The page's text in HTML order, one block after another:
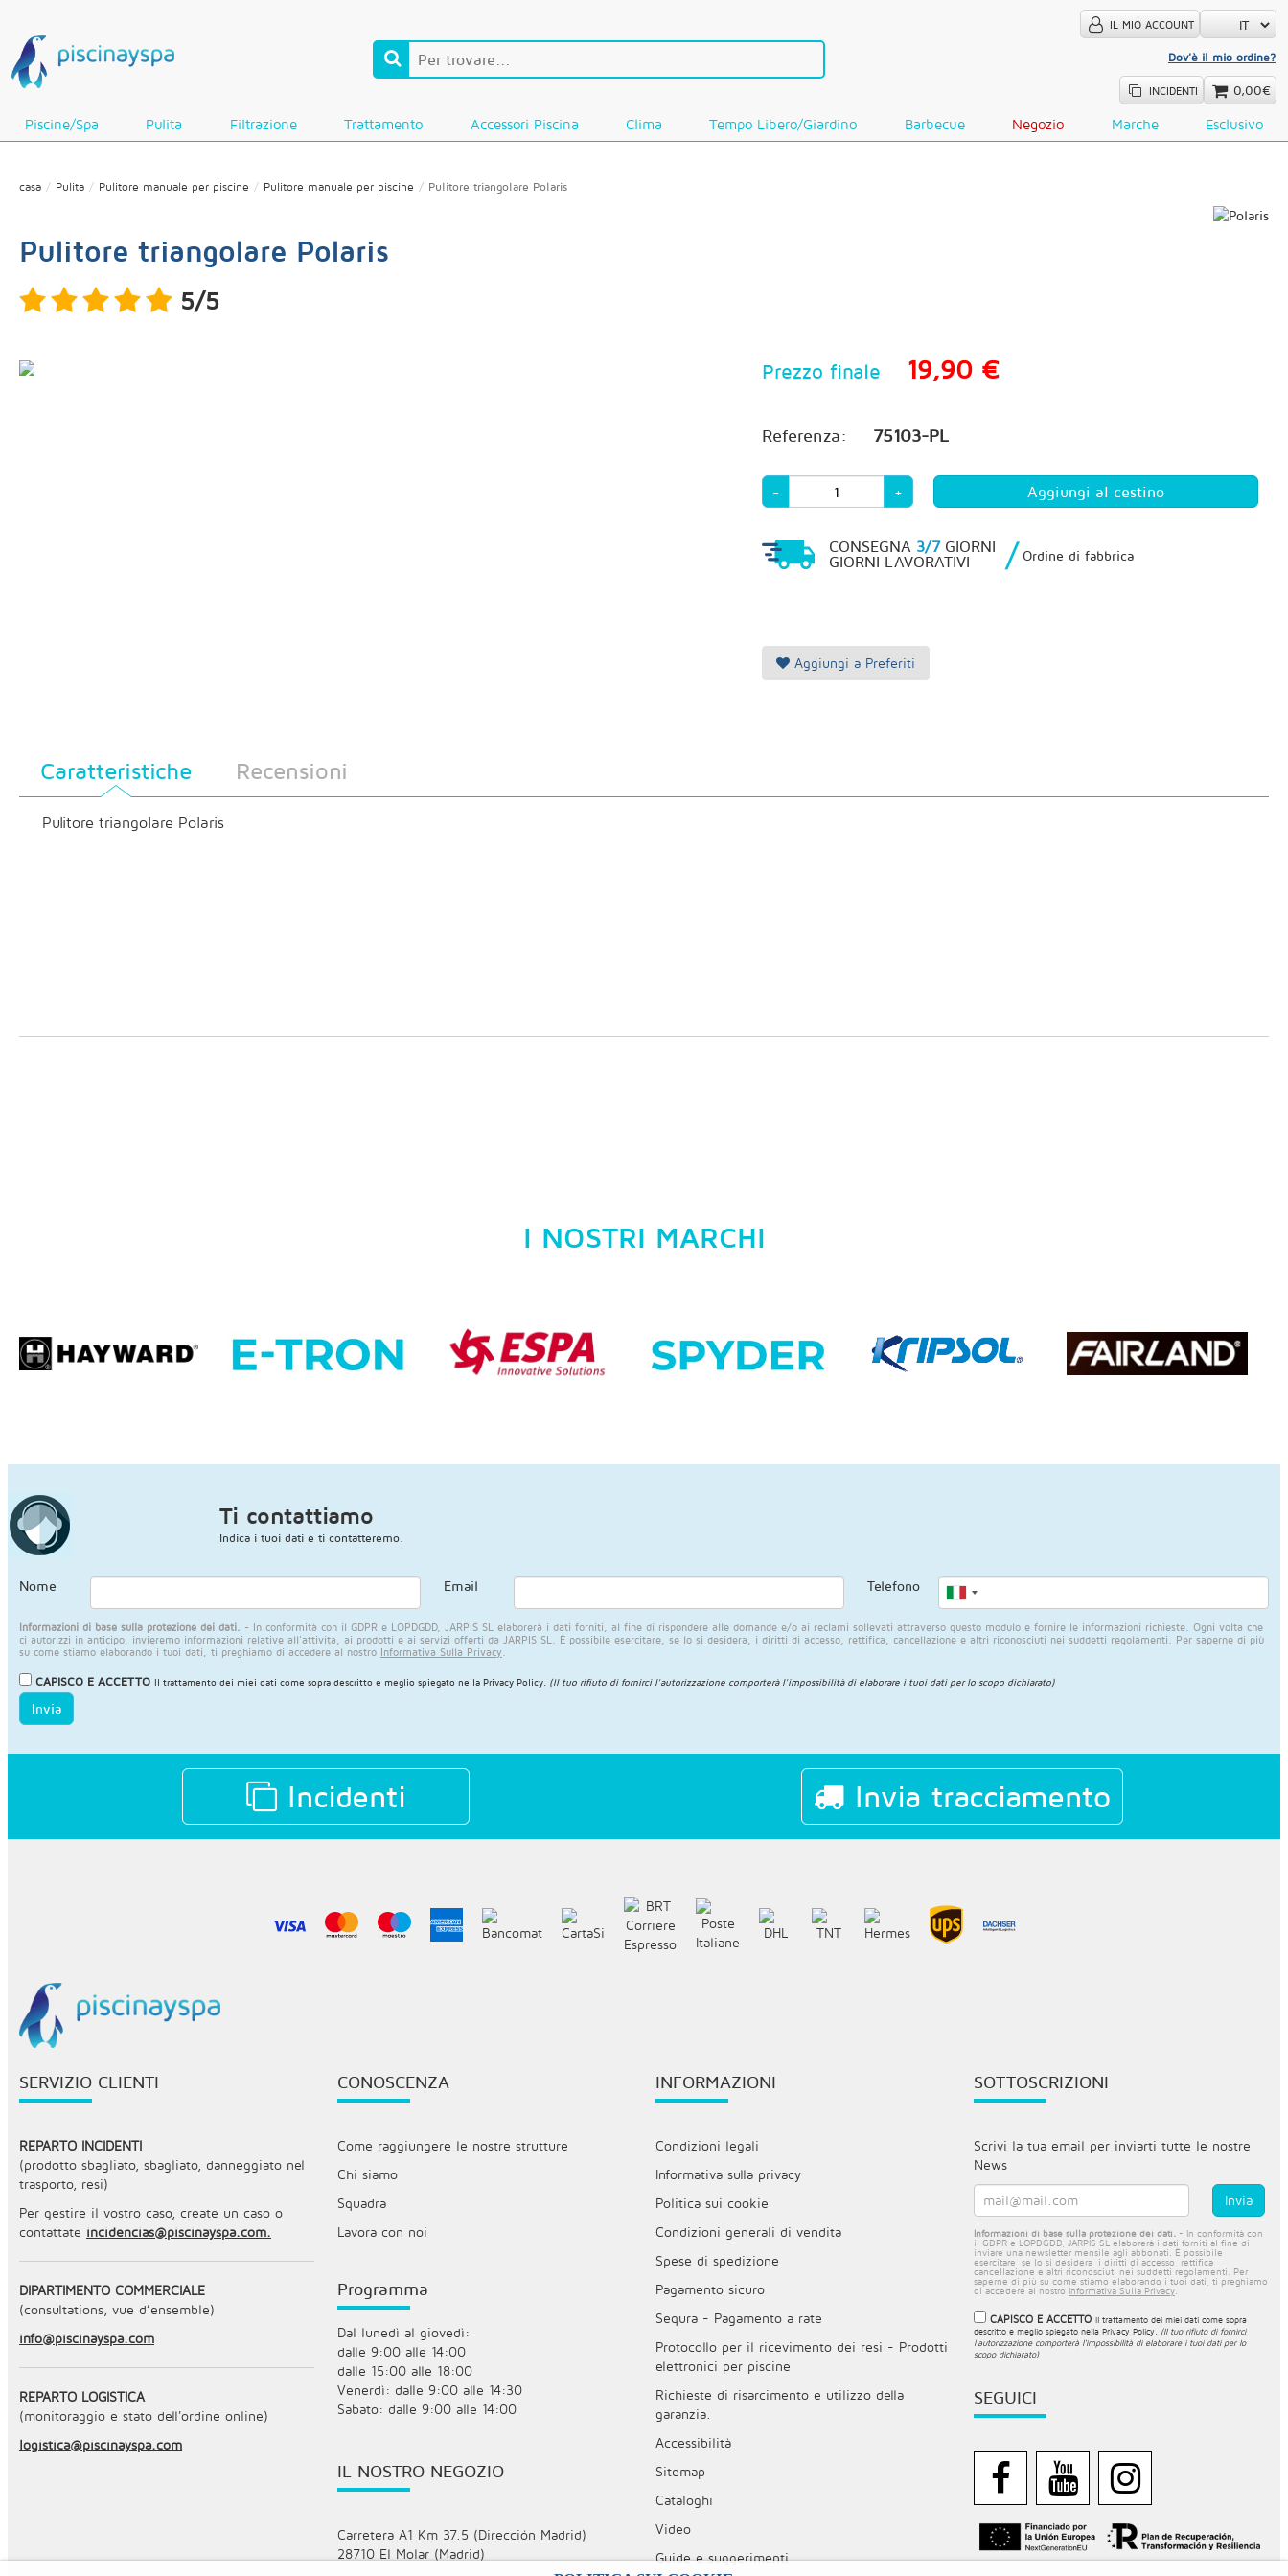
IL MIO ACCOUNT
Dov'è il mio ordine?
INCIDENTI 0,00€
Piscine/Spa Pulita Filtrazione Trattamento Accessori Piscina Clima Tempo Libero/Giardino Barbecue Negozio Marche Esclusivo
casa Pulita Pulitore manuale per piscine Pulitore manuale per piscine Pulitore triangolare Polaris
Pulitore triangolare Polaris
5/5
Prezzo finale 19,90 €
Referenza: 75103-PL
- +
CONSEGNA 3/7GIORNI
GIORNI LAVORATIVI
/ Ordine di fabbrica
Aggiungi a Preferiti
Caratteristiche Recensioni
Pulitore triangolare Polaris
I NOSTRI MARCHI
Ti contattiamo
Indica i tuoi dati e ti contatteremo.
Nome Email Telefono
Informazioni di base sulla protezione dei dati. - In conformità con il GDPR e LOPDGDD, JARPIS SL elaborerà i dati forniti, al fine di rispondere alle domande e/o ai reclami sollevati attraverso questo modulo e fornire le informazioni richieste. Ogni volta che
ci autorizzi in anticipo, invieremo informazioni relative all'attività, ai prodotti e ai servizi offerti da JARPIS SL. È possibile esercitare, se lo si desidera, i diritti di accesso, rettifica, cancellazione e altri riconosciuti nei suddetti regolamenti. Per saperne di più
su come stiamo elaborando i tuoi dati, ti preghiamo di accedere al nostro Informativa Sulla Privacy
CAPISCO E ACCETTO Il trattamento dei miei dati come sopra descritto e meglio spiegato nella Privacy Policy (Il tuo rifiuto di fornirci l'autorizzazione comporterà l'impossibilità di elaborare i tuoi dati per lo scopo dichiarato)
Invia
Incidenti Invia tracciamento
SERVIZIO CLIENTI
REPARTO INCIDENTI
(prodotto sbagliato, sbagliato, danneggiato nel
trasporto, resi)
Per gestire il vostro caso, create un caso o
contattate incidencias@piscinayspa.com.
DIPARTIMENTO COMMERCIALE
(consultations, vue d’ensemble)
info@piscinayspa.com
REPARTO LOGISTICA
(monitoraggio e stato dell'ordine online)
logistica@piscinayspa.com
CONOSCENZA
Come raggiungere le nostre strutture
Chi siamo
Squadra
Lavora con noi
Programma
Dal lunedì al giovedì:
dalle 9:00 alle 14:00
dalle 15:00 alle 18:00
Venerdì: dalle 9:00 alle 14:30
Sabato: dalle 9:00 alle 14:00
IL NOSTRO NEGOZIO
Carretera A1 Km 37.5 (Dirección Madrid)
28710 El Molar (Madrid)
INFORMAZIONI
Condizioni legali
Informativa sulla privacy
Politica sui cookie
Condizioni generali di vendita
Spese di spedizione
Pagamento sicuro
Sequra - Pagamento a rate
Protocollo per il ricevimento dei resi - Prodotti
elettronici per piscine
Richieste di risarcimento e utilizzo della
garanzia.
Accessibilità
Sitemap
Cataloghi
Video
Guide e suggerimenti
SOTTOSCRIZIONI
Scrivi la tua email per inviarti tutte le nostre
News
Informazioni di base sulla protezione dei dati. - In conformità con
il GDPR e LOPDGDD, JARPIS SL elaborerà i dati forniti al fine di
inviare una newsletter mensile agli abbonati. È possibile
esercitare, se lo si desidera, i diritti di accesso, rettifica,
cancellazione e altri riconosciuti nei suddetti regolamenti. Per
saperne di più su come stiamo elaborando i tuoi dati, ti preghiamo
di accedere al nostro Informativa Sulla Privacy
CAPISCO E ACCETTO Il trattamento dei miei dati come sopra
descritto e meglio spiegato nella Privacy Policy
(Il tuo rifiuto di fornirci
l'autorizzazione comporterà l'impossibilità di elaborare i tuoi dati per lo
scopo dichiarato)
SEGUICI